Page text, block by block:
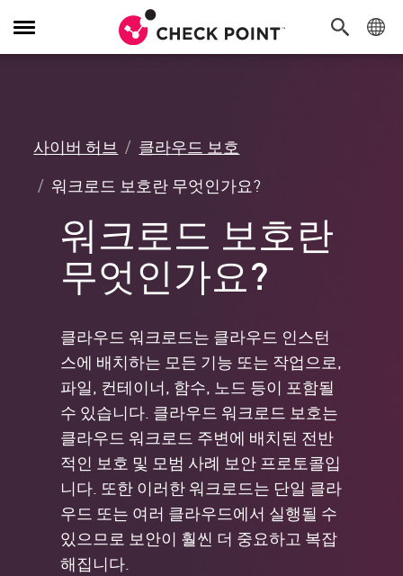
탐
색
사이버 허브
클라우드 보호
워크로드 보호란 무엇인가요?
워크로드 보호란
무엇인가요?
클라우드 워크로드는 클라우드 인스턴
스에 배치하는 모든 기능 또는 작업으로,
파일, 컨테이너, 함수, 노드 등이 포함될
수 있습니다. 클라우드 워크로드 보호는
클라우드 워크로드 주변에 배치된 전반
적인 보호 및 모범 사례 보안 프로토콜입
니다. 또한 이러한 워크로드는 단일 클라
우드 또는 여러 클라우드에서 실행될 수
있으므로 보안이 훨씬 더 중요하고 복잡
해집니다.